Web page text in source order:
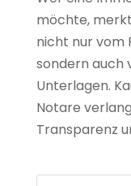
möchte,
nicht nur vom
sondern auch
Unterlagen.
Notare
Transparenz